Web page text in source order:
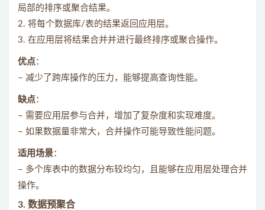
局部的排序或聚合结果。
2. 将每个数据库/表的结果返回应用层。
3. 在应用层将结果合并并进行最终排序或聚合操作。
优点：
– 减少了跨库操作的压力，能够提高查询性能。
缺点：
– 需要应用层参与合并，增加了复杂度和实现难度。
– 如果数据量非常大，合并操作可能导致性能问题。
适用场景：
– 多个库表中的数据分布较均匀，且能够在应用层处理合并
操作。
3. 数据预聚合